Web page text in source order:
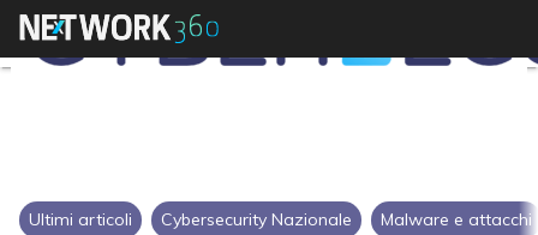
Ultimi articoli Cybersecurity Nazionale Malware e attacchi